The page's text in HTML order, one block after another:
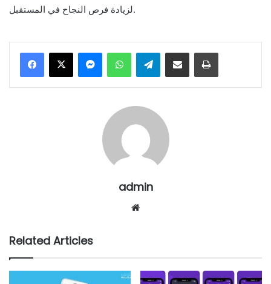
لزيادة فرص النجاح في المستقبل.
MessengerWhatsAppTelegramShare via Email Print
admin
Related Articles